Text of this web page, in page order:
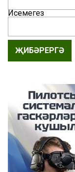
Исемегез
ҖИБӘРЕРГӘ